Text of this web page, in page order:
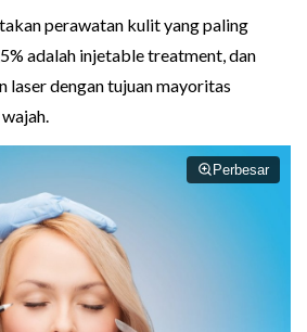
perawatan kulit yang paling
adalah injetable treatment, dan
laser dengan tujuan mayoritas
Perbesar